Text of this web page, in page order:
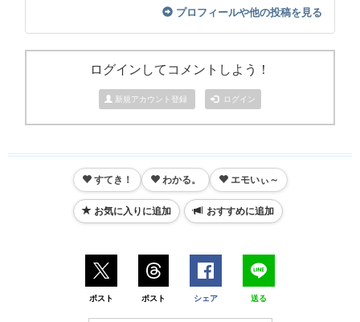
プロフィールや他の投稿を見る
ログインしてコメントしよう！
新規アカウント登録 ログイン
すてき！ わかる。 エモいぃ～
お気に入りに追加 おすすめに追加
ポスト ポスト シェア 送る